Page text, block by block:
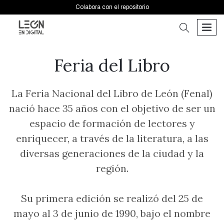
Colabora con el repositorio
buscar
Feria del Libro
La Feria Nacional del Libro de León (Fenal)
nació hace 35 años con el objetivo de ser un
espacio de formación de lectores y
enriquecer, a través de la literatura, a las
diversas generaciones de la ciudad y la
región.
Su primera edición se realizó del 25 de
mayo al 3 de junio de 1990, bajo el nombre